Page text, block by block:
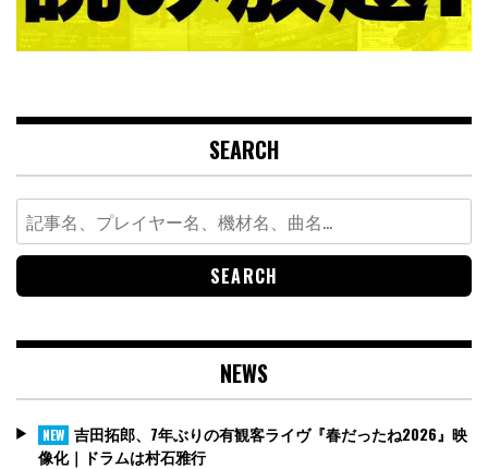
SEARCH
Search
for:
NEWS
NEW 吉田拓郎、7年ぶりの有観客ライヴ『春だったね2026』映
像化｜ドラムは村石雅行